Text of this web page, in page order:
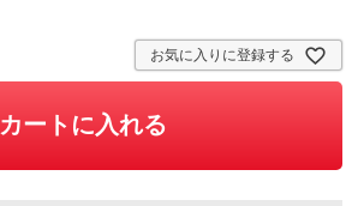
お気に入りに登録する
カートに入れる